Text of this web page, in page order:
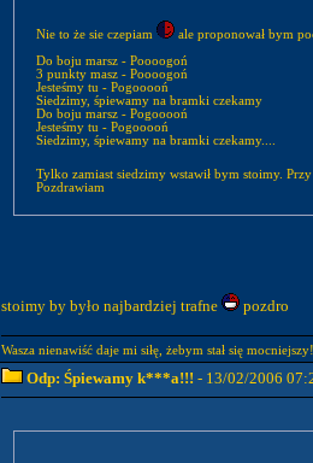
Nie to że sie czepiam
ale proponował bym
Do boju marsz - Poooogoń
3 punkty masz - Poooogoń
Jesteśmy tu - Pogooooń
Siedzimy, śpiewamy na bramki czekamy
Do boju marsz - Pogooooń
Jesteśmy tu - Pogooooń
Siedzimy, śpiewamy na bramki czekamy....
Tylko zamiast siedzimy wstawił bym stoimy.
Pozdrawiam
stoimy by było najbardziej trafne pozdro
Wasza nienawiść daje mi siłę, żebym stał się
Odp: Śpiewamy k***a!!! - 13/02/2006